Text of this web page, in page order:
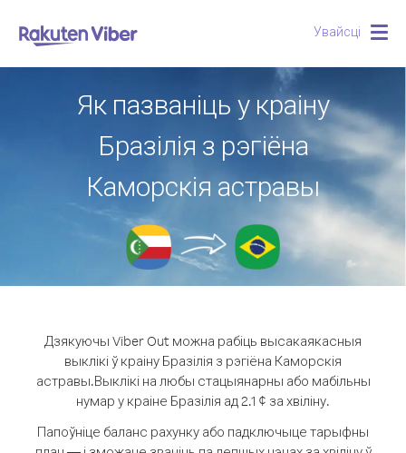
Увайсці
Як пазваніць у краіну
Бразілія з рэгіёна
Каморскія астравы
Дзякуючы Viber Out можна рабіць высакаякасныя
выклікі ў краіну Бразілія з рэгіёна Каморскія
астравы.Выклікі на любы стацыянарны або мабільны
нумар у краіне Бразілія ад 2.1 ¢ за хвіліну.
Папоўніце баланс рахунку або падключыце тарыфны